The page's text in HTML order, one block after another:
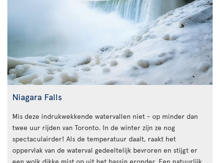
Niagara Falls
Mis deze indrukwekkende watervallen niet - op minder dan
twee uur rijden van Toronto. In de winter zijn ze nog
spectaculairder! Als de temperatuur daalt, raakt het
oppervlak van de waterval gedeeltelijk bevroren en stijgt er